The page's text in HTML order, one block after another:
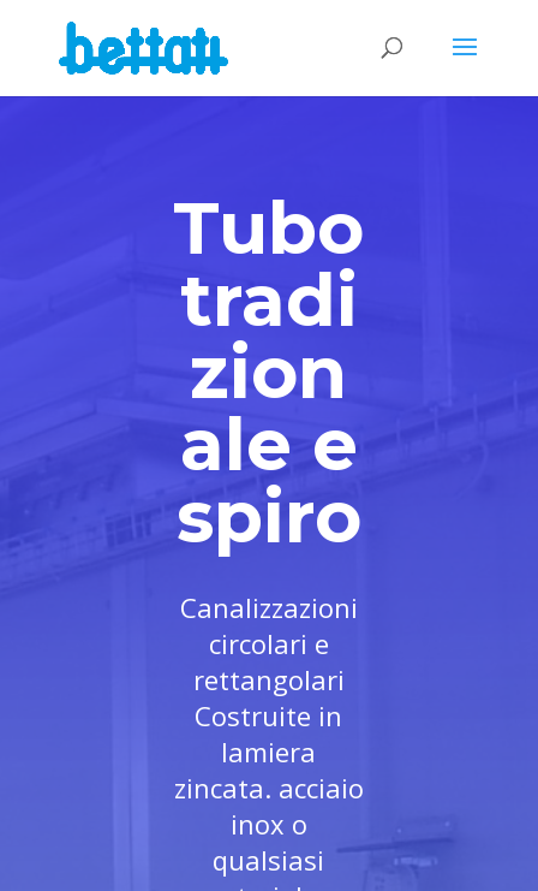
Tubo
tradi
zion
ale e
spiro
Canalizzazioni
circolari e
rettangolari
Costruite in
lamiera
zincata. acciaio
inox o
qualsiasi